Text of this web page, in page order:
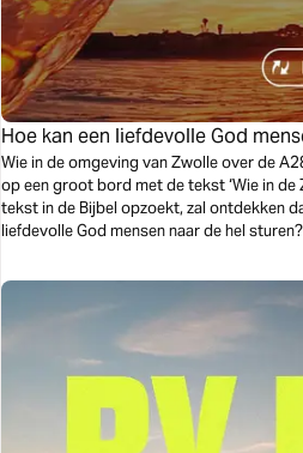
Hoe kan een liefdevolle God
Wie in de omgeving van Zwolle over de
op een groot bord met de tekst ‘Wie in de
tekst in de Bijbel opzoekt, zal ontdekken
liefdevolle God mensen naar de hel sturen?